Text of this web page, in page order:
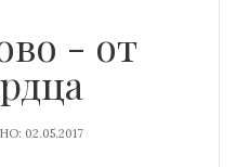
- от
02.05.2017